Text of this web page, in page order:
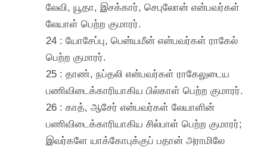
லேவி, யூதா, இசக்கார், செபுலோன் என்பவர்கள்
லேயாள் பெற்ற குமாரர்.
24 : யோசேப்பு, பென்யமீன் என்பவர்கள் ராகேல்
பெற்ற குமாரர்.
25 : தாண், நப்தலி என்பவர்கள் ராகேலுடைய
பணிவிடைக்காரியாகிய பில்காள் பெற்ற குமாரர்.
26 : காத், ஆசேர் என்பவர்கள் லேயாளின்
பணிவிடைக்காரியாகிய சில்பாள் பெற்ற குமாரர்;
இவர்களே யாக்கோபுக்குப் பதான் அராமிலே